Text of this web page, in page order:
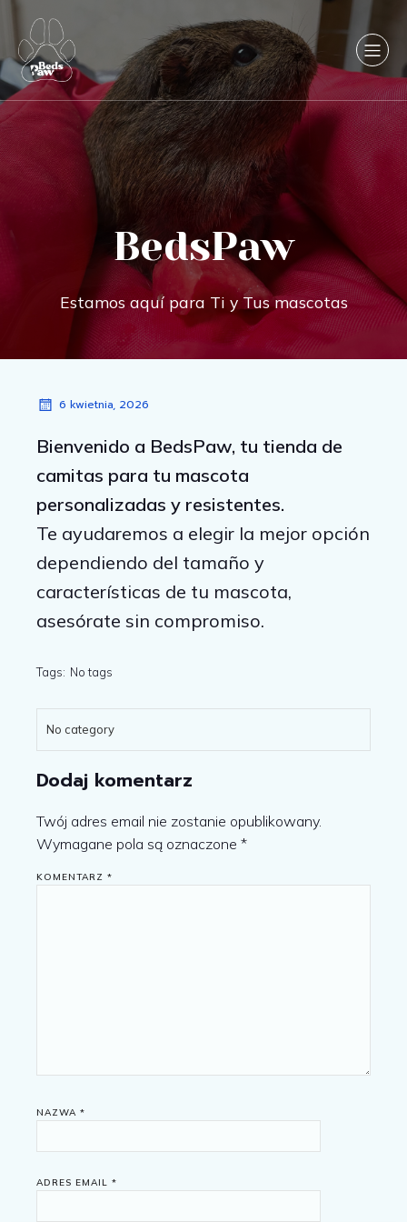
BedsPaw
Estamos aquí para Ti y Tus mascotas
6 kwietnia, 2026
Bienvenido a BedsPaw, tu tienda de
camitas para tu mascota
personalizadas y resistentes.
Te ayudaremos a elegir la mejor opción
dependiendo del tamaño y
características de tu mascota,
asesórate sin compromiso.
Tags: No tags
No category
Dodaj komentarz
Twój adres email nie zostanie opublikowany.
Wymagane pola są oznaczone *
KOMENTARZ *
NAZWA *
ADRES EMAIL *